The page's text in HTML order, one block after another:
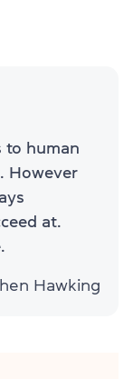
to human
However
at.
Hawking